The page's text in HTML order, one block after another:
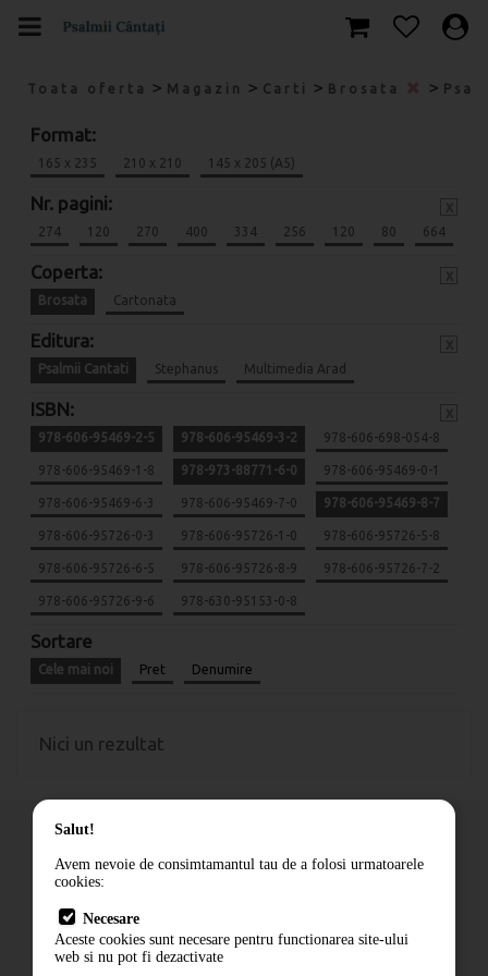
Toata oferta > Magazin > Carti > Brosata >
Format:
165 x 235 210 x 210 145 x 205 (A5)
Nr. pagini:
274 120 270 400 334 256 120 80 664
Coperta:
Brosata Cartonata
Editura:
Psalmii Cantati Stephanus Multimedia Arad
ISBN:
978-606-95469-2-5 978-606-95469-3-2 978-606-698-054-8
978-606-95469-1-8 978-973-88771-6-0 978-606-95469-0-1
978-606-95469-6-3 978-606-95469-7-0 978-606-95469-8-7
978-606-95726-0-3 978-606-95726-1-0 978-606-95726-5-8
978-606-95726-6-5 978-606-95726-8-9 978-606-95726-7-2
978-606-95726-9-6 978-630-95153-0-8
Sortare
Cele mai noi Pret Denumire
Nici un rezultat
Cum comand
Livrare
Contact
Salut!
Avem nevoie de consimtamantul tau de a folosi urmatoarele
cookies:
Necesare
Aceste cookies sunt necesare pentru functionarea site-ului
web si nu pot fi dezactivate